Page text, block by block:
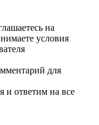
на
условия
для
и ответим на все